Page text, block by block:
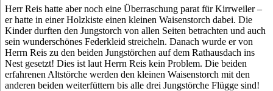
Herr Reis hatte aber noch eine Überraschung parat für Kirrweiler –
er hatte in einer Holzkiste einen kleinen Waisenstorch dabei. Die
Kinder durften den Jungstorch von allen Seiten betrachten und auch
sein wunderschönes Federkleid streicheln. Danach wurde er von
Herrn Reis zu den beiden Jungstörchen auf dem Rathausdach ins
Nest gesetzt! Dies ist laut Herrn Reis kein Problem. Die beiden
erfahrenen Altstörche werden den kleinen Waisenstorch mit den
anderen beiden weiterfüttern bis alle drei Jungstörche Flügge sind!